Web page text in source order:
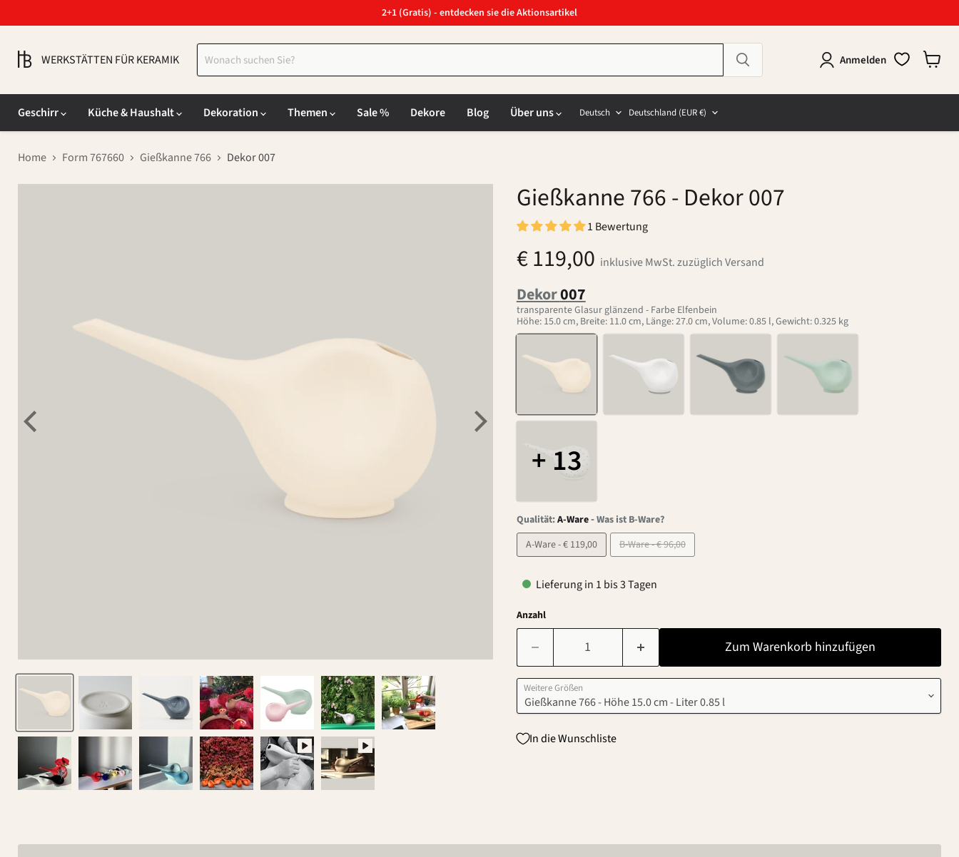
2+1 (Gratis) - entdecken sie die Aktionsartikel
WERKSTÄTTEN FÜR KERAMIK Anmelden
Geschirr
Küche & Haushalt Dekoration Themen Sale % Dekore Blog Über uns Sprache
Deutsch Land
Deutschland (EUR €)
Home Form 767660 Gießkanne 766 Dekor 007
Gießkanne 766- Dekor 007
1 Bewertung
€ 119,00 inklusive MwSt. zuzüglich Versand
Dekor007
transparente Glasur glänzend - Farbe Elfenbein
Höhe: 15.0 cm, Breite: 11.0 cm, Länge: 27.0 cm, Volume: 0.85 l, Gewicht: 0.325 kg
+ 13
Qualität:A-Ware-Was ist B-Ware?
A-Ware - € 119,00
B-Ware - € 96,00
Lieferung in 1 bis 3 Tagen
Anzahl
Zum Warenkorb hinzufügen
Weitere Größen
In die Wunschliste